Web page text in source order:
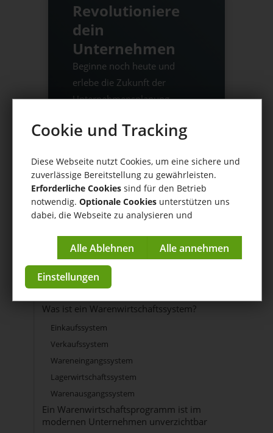
Revolutioniere
dein
Unternehmen
Beginne noch heute und
erlebe die Zukunft der
Unternehmensplanung -
erfolgreich.
Jetzt starten
Inhaltsverzeichnis
Was ist Warenwirtschaft?
Was ist ein Warenwirtschaftssystem?
Einkaufssystem
Verkaufssystem
Wareneingangssystem
Lagerwirtschaftssystem
Warenausgangssystem
Ein Warenwirtschaftsprogramm ist im
modernen Unternehmen unverzichtbar
Cookie und Tracking
Diese Webseite nutzt Cookies, um eine sichere und
zuverlässige Bereitstellung zu gewährleisten.
Erforderliche Cookies sind für den Betrieb
notwendig. Optionale Cookies unterstützen uns
dabei, die Webseite zu analysieren und
Impressum| Datenschutzerklärung
Einstellungen